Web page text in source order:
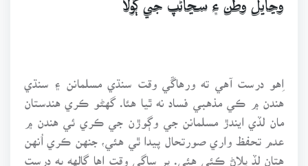
وڃايل وطن ۽ سڃاڻپ جي ڳولا
اِهو درست آهي ته ورهاڱي وقت سنڌي مسلمانن ۽ سنڌي
هندن ۾ ڪي مذهبي فساد نه ٿيا هئا. گهڻو ڪري هندستان
مان لڏي ايندڙ مسلمانن جي وڳوڙن جي ڪري ئي هندن ۾
عدم تحفظ واري صورتحال پيدا ٿي هئي، جنهن ڪري اُنهن
هِتان لڏ پلاڻ ڪئي هئي. پر ساڳي وقت اِها ڳالهه به درست